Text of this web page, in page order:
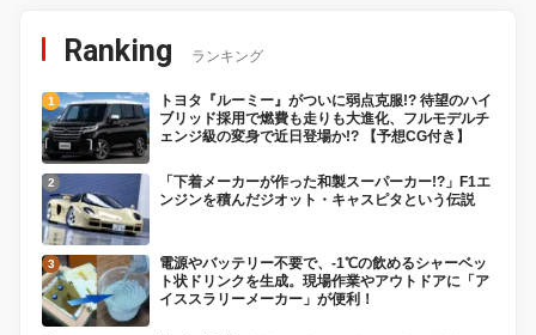
Ranking ランキング
トヨタ『ルーミー』がついに弱点克服!? 待望のハイ
ブリッド採用で燃費も走りも大進化、フルモデルチ
ェンジ級の変身で近日登場か!? 【予想CG付き】
「下着メーカーが作った和製スーパーカー!?」F1エ
ンジンを積んだジオット・キャスピタという伝説
電源やバッテリー不要で、-1℃の飲めるシャーベッ
ト状ドリンクを生成。現場作業やアウトドアに「ア
イススラリーメーカー」が便利！